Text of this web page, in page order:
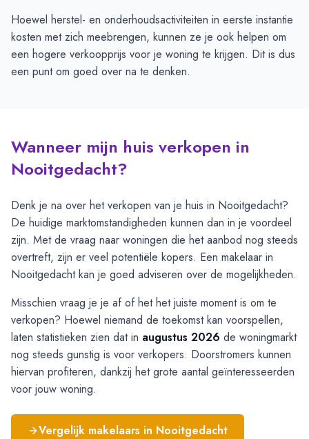
Hoewel herstel- en onderhoudsactiviteiten in eerste instantie
kosten met zich meebrengen, kunnen ze je ook helpen om
een hogere verkoopprijs voor je woning te krijgen. Dit is dus
een punt om goed over na te denken.
Wanneer mijn huis verkopen in
Nooitgedacht?
Denk je na over het verkopen van je huis in Nooitgedacht?
De huidige marktomstandigheden kunnen dan in je voordeel
zijn. Met de vraag naar woningen die het aanbod nog steeds
overtreft, zijn er veel potentiële kopers. Een makelaar in
Nooitgedacht kan je goed adviseren over de mogelijkheden.
Misschien vraag je je af of het het juiste moment is om te
verkopen? Hoewel niemand de toekomst kan voorspellen,
laten statistieken zien dat in augustus 2026 de woningmarkt
nog steeds gunstig is voor verkopers. Doorstromers kunnen
hiervan profiteren, dankzij het grote aantal geïnteresseerden
voor jouw woning.
Vergelijk makelaars in Nooitgedacht